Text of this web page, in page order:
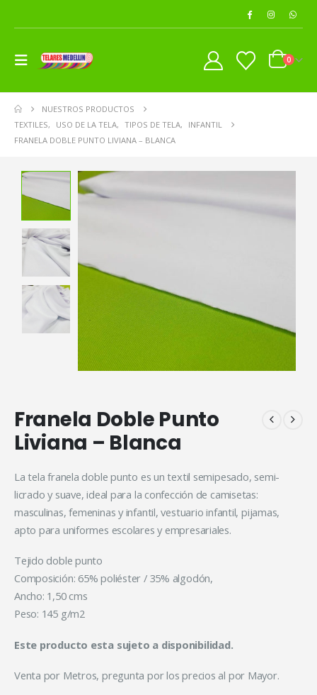
0
NUESTROS PRODUCTOS
TEXTILES, USO DE LA TELA, TIPOS DE TELA,
INFANTIL
FRANELA DOBLE PUNTO LIVIANA – BLANCA
Franela Doble Punto
Liviana – Blanca
La tela franela doble punto es un textil semipesado, semi-
licrado y suave, ideal para la confección de camisetas:
masculinas, femeninas y infantil, vestuario infantil, pijamas,
apto para uniformes escolares y empresariales.
Tejido doble punto
Composición: 65% poliéster / 35% algodón,
Ancho: 1,50 cms
Peso: 145 g/m2
Este producto esta sujeto a disponibilidad.
Venta por Metros, pregunta por los precios al por Mayor.